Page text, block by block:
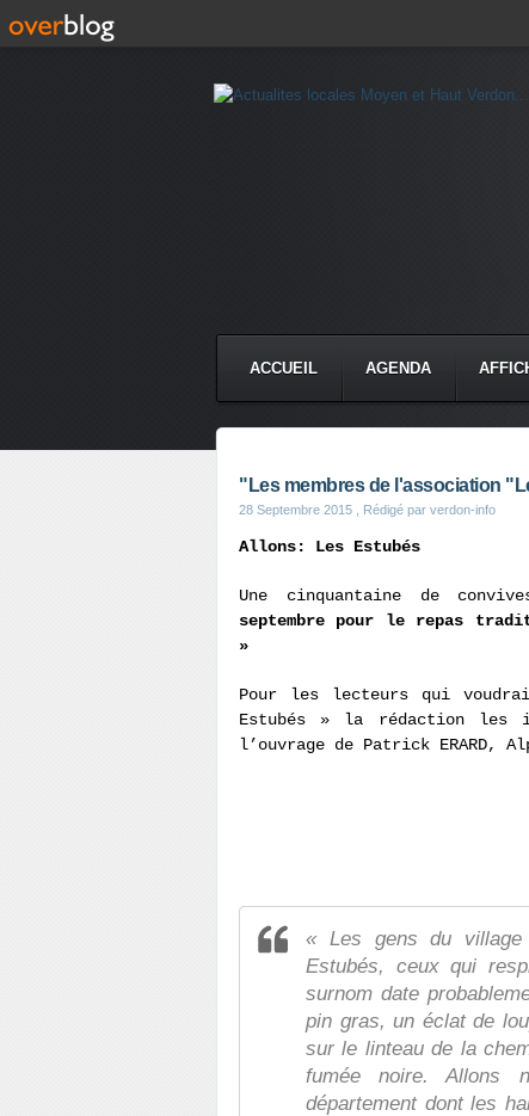
ACCUEIL AGENDA
"Les membres de l'association
28 Septembre 2015 , Rédigé par verdon-info
Allons: Les Estubés
Une cinquantaine de
septembre pour le repas
»
Pour les lecteurs qui
Estubés » la rédaction les
l’ouvrage de Patrick ERARD,
« Les gens du village
Estubés, ceux qui
surnom date
pin gras, un éclat de
sur le linteau de la
fumée noire. Allons
département dont les